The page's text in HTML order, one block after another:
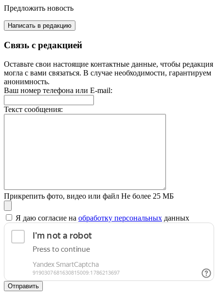
Предложить новость
Написать в редакцию
Связь с редакцией
Оставьте свои настоящие контактные данные, чтобы редакция
могла с вами связаться. В случае необходимости, гарантируем
анонимность.
Ваш номер телефона или E-mail:
Текст сообщения:
Прикрепить фото, видео или файл Не более 25 МБ
Я даю согласие на обработку персональных данных
Отправить